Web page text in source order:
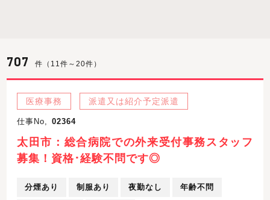
707 件（11件～20件）
医療事務 派遣又は紹介予定派遣
仕事No, 02364
太田市：総合病院での外来受付事務スタッフ
募集！資格･経験不問です◎
分煙あり 制服あり 夜勤なし 年齢不問